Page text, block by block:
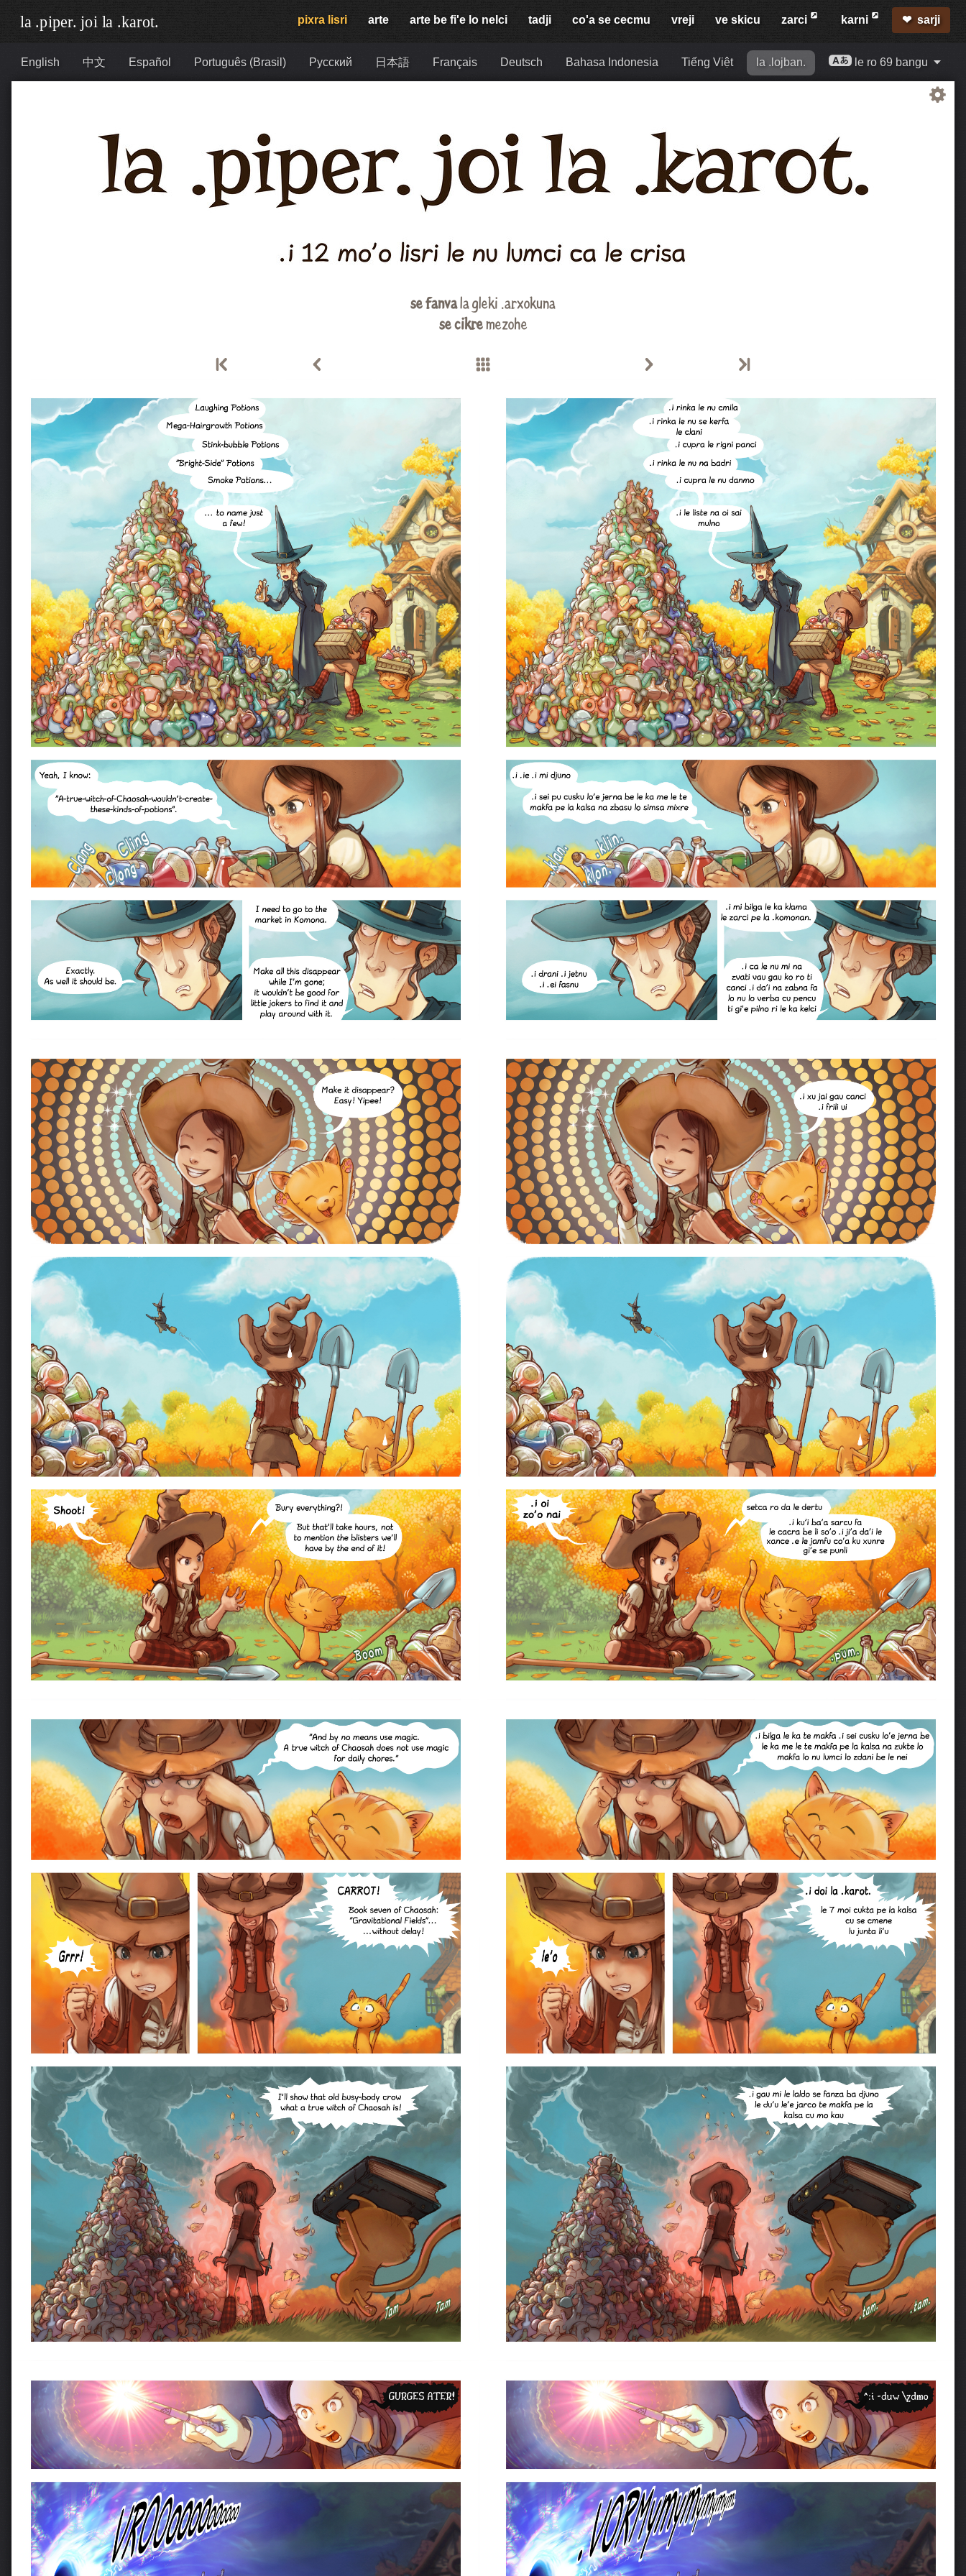
pixra lisri arte arte be fi'e lo nelci tadji co'a se cecmu vreji ve skicu zarci karni sarji
English 中文 Español Português (Brasil) Русский 日本語 Français Deutsch Bahasa Indonesia Tiếng Việt la .lojban. le ro 69 bangu
se fanvala gleki .arxokuna
se cikremezohe